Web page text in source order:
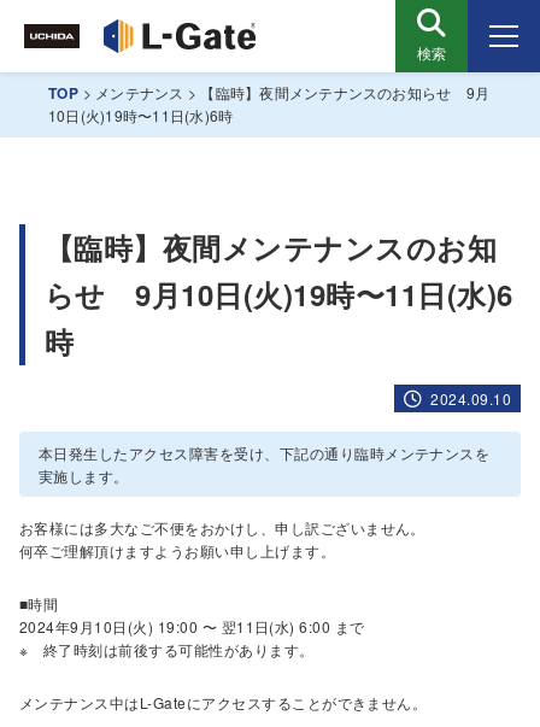
検索
TOP > メンテナンス >
【臨時】夜間メンテナンスのお知らせ 9月
10日(火)19時〜11日(水)6時
【臨時】夜間メンテナンスのお知
らせ 9月10日(火)19時〜11日(水)6
時
2024.09.10
本日発生したアクセス障害を受け、下記の通り臨時メンテナンスを
実施します。
お客様には多大なご不便をおかけし、申し訳ございません。
何卒ご理解頂けますようお願い申し上げます。
■時間
2024年9月10日(火) 19:00 〜 翌11日(水) 6:00 まで
※ 終了時刻は前後する可能性があります。
メンテナンス中はL-Gateにアクセスすることができません。